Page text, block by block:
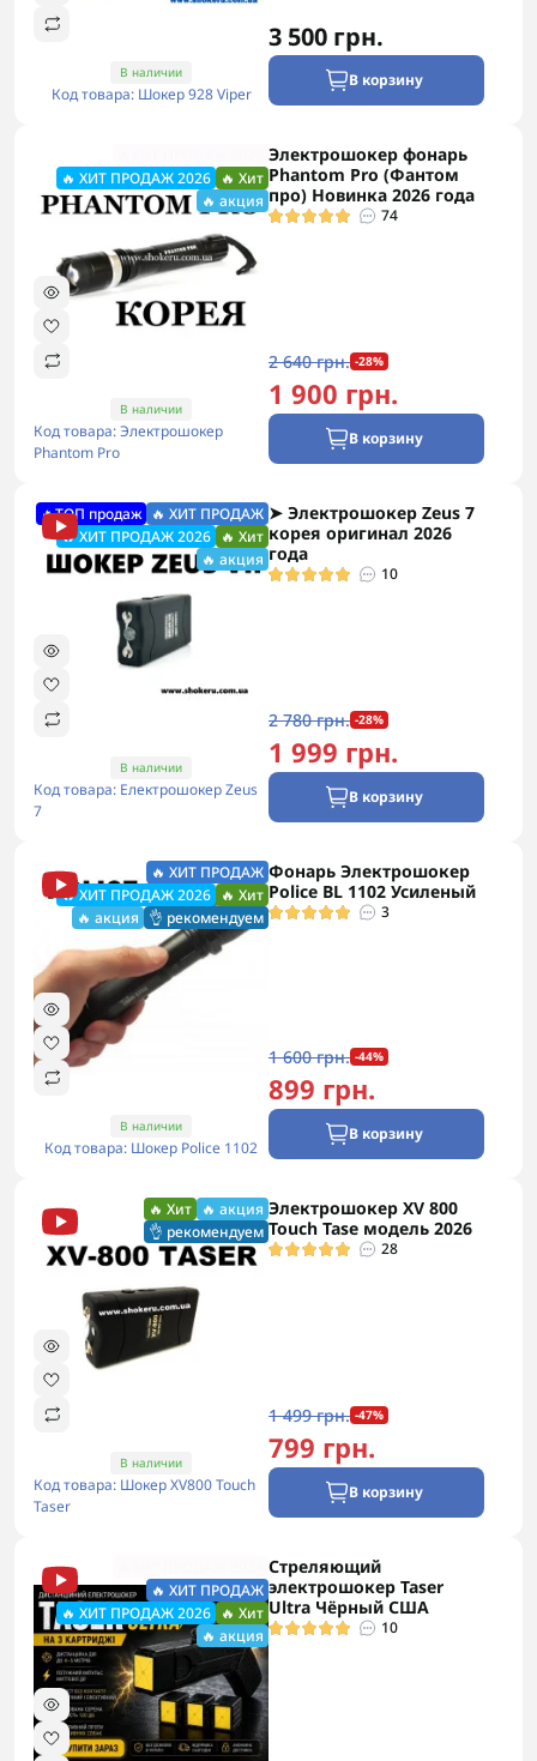
В наличии
Код товара: Шокер 928 Viper
3 500 грн.
В корзину
🔥 ХИТ ПРОДАЖ 2026 🔥 Хит
🔥 акция
В наличии
Код товара: Электрошокер
Phantom Pro
Электрошокер фонарь
Phantom Pro (Фантом
про) Новинка 2026 года
74
2 640 грн. -28%
1 900 грн.
В корзину
🔥ТОП продаж 🔥 ХИТ ПРОДАЖ
🔥 ХИТ ПРОДАЖ 2026 🔥 Хит
🔥 акция
В наличии
Код товара: Електрошокер Zeus
7
➤ Электрошокер Zeus 7
корея оригинал 2026
года
10
2 780 грн. -28%
1 999 грн.
В корзину
🔥 ХИТ ПРОДАЖ
🔥 ХИТ ПРОДАЖ 2026 🔥 Хит
🔥 акция 👌 рекомендуем
В наличии
Код товара: Шокер Police 1102
Фонарь Электрошокер
Police BL 1102 Усиленый
3
1 600 грн. -44%
899 грн.
В корзину
🔥 Хит 🔥 акция
👌 рекомендуем
В наличии
Код товара: Шокер XV800 Touch
Taser
Электрошокер XV 800
Touch Tase модель 2026
28
1 499 грн. -47%
799 грн.
В корзину
🔥 ХИТ ПРОДАЖ
🔥 ХИТ ПРОДАЖ 2026 🔥 Хит
🔥 акция
Стреляющий
электрошокер Taser
Ultra Чёрный США
10